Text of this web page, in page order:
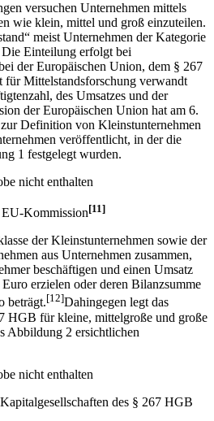
versuchen Unternehmen mittels
wie klein, mittel und groß einzuteilen.
meist Unternehmen der Kategorie
Einteilung erfolgt bei
der Europäischen Union, dem § 267
Mittelstandsforschung verwandt
des Umsatzes und der
der Europäischen Union hat am 6.
Definition von Kleinstunternehmen
veröffentlicht, in der die
1 festgelegt wurden.
nicht enthalten
Kommission[11]
der Kleinstunternehmen sowie der
aus Unternehmen zusammen,
beschäftigen und einen Umsatz
erzielen oder deren Bilanzsumme
beträgt.[12]Dahingegen legt das
HGB für kleine, mittelgroße und große
Abbildung 2 ersichtlichen
nicht enthalten
des § 267 HGB